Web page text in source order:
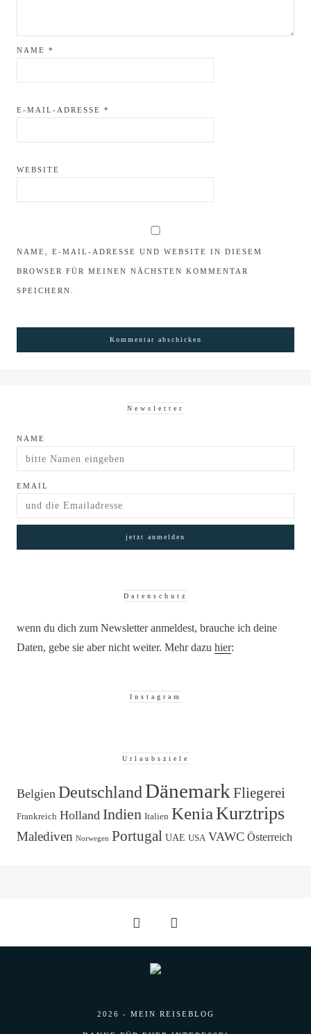
NAME *
E-MAIL-ADRESSE *
WEBSITE
NAME, E-MAIL-ADRESSE UND WEBSITE IN DIESEM
BROWSER FÜR MEINEN NÄCHSTEN KOMMENTAR
SPEICHERN.
Newsletter
NAME
EMAIL
Datenschutz
wenn du dich zum Newsletter anmeldest, brauche ich deine
Daten, gebe sie aber nicht weiter. Mehr dazu hier:
Instagram
Urlaubsziele
Belgien DeutschlandDänemark Fliegerei
Frankreich Holland Indien Italien KeniaKurztrips
Malediven Norwegen Portugal UAE USA VAWC Österreich
2026 - MEIN REISEBLOG